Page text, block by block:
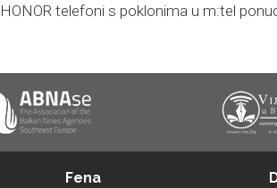
HONOR telefoni s poklonima u m:tel
Fena